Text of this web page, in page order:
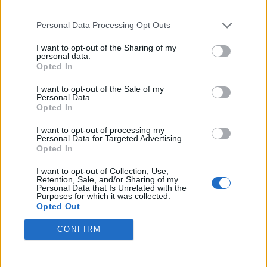
Personal Data Processing Opt Outs
I want to opt-out of the Sharing of my
personal data.
Opted In
I want to opt-out of the Sale of my
Personal Data.
Opted In
I want to opt-out of processing my
Personal Data for Targeted Advertising.
Opted In
I want to opt-out of Collection, Use,
Retention, Sale, and/or Sharing of my
Personal Data that Is Unrelated with the
Purposes for which it was collected.
Opted Out
CONFIRM
Koníčky a zájmy
Kategorií:0
Kultura, umění a filozofie
Kategorií:
Láska, vztahy a sex
Kategorií:0
Diskuzí:55
Náboženství